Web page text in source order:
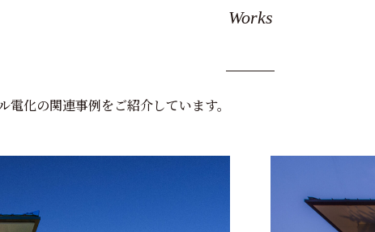
Works
化の関連事例をご紹介しています。